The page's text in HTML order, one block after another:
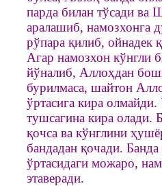
парда билан тўсади ва
аралашиб, намозхонга
рўпара қилиб, ойнадек
Агар намозхон кўнгли
йўналиб, Аллоҳдан
бурилмаса, шайтон
ўртасига кира олмайди.
тушсагина кира олади.
қочса ва кўнглини
бандадан қочади.
ўртасидаги можаро,
этаверади.